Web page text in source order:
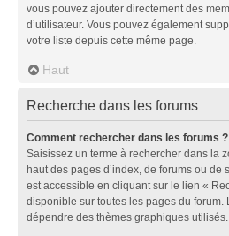
vous pouvez ajouter directement des
d’utilisateur. Vous pouvez également
votre liste depuis cette même page.
Haut
Recherche dans les forums
Comment rechercher dans les forums ?
Saisissez un terme à rechercher dans la
haut des pages d’index, de forums ou de
est accessible en cliquant sur le lien «
disponible sur toutes les pages du forum.
dépendre des thèmes graphiques utilisés.